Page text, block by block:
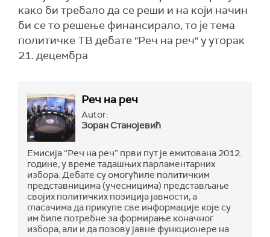
како би требало да се реши и на који начин
би се то решење финансирало, то је тема
политичке ТВ дебате "Реч на реч" у уторак
21. децембра
Реч на реч
Autor:
Зоран Станојевић
Емисија “Реч на реч” први пут је емитована 2012.
године, у време тадашњих парламентарних
избора. Дебате су омогућиле политичким
представницима (учесницима) представљање
својих политичких позиција јавности, а
гласачима да прикупе све информације које су
им биле потребне за формирање коначног
избора, али и да позову јавне функционере на